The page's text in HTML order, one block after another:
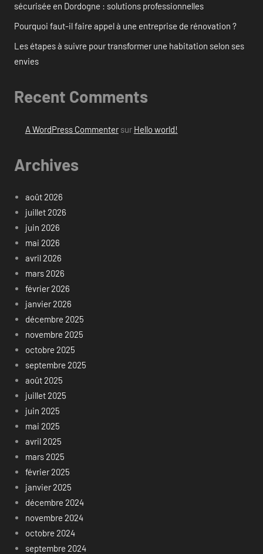
sécurisée en Dordogne : solutions professionnelles
Pourquoi faut-il faire appel à une entreprise de rénovation ?
Les étapes à suivre pour transformer une habitation selon ses
envies
Recent Comments
A WordPress Commentersur Hello world!
Archives
août 2026
juillet 2026
juin 2026
mai 2026
avril 2026
mars 2026
février 2026
janvier 2026
décembre 2025
novembre 2025
octobre 2025
septembre 2025
août 2025
juillet 2025
juin 2025
mai 2025
avril 2025
mars 2025
février 2025
janvier 2025
décembre 2024
novembre 2024
octobre 2024
septembre 2024